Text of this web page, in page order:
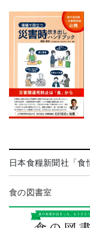
日本食糧新聞社「食
食の図書室